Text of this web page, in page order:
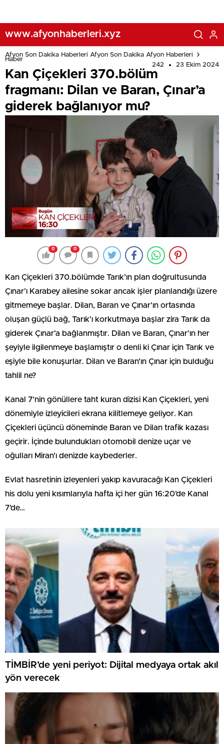
www.afyonhaberleri.xyz
Afyon Son Dakika Haberleri Afyon Son Dakika Afyon Haberleri
Haber
242
23 Ekim 2024
Kan Çiçekleri 370.bölüm
fragmanı: Dilan ve Baran, Çınar’a
giderek bağlanıyor mu?
0 0
Kan Çiçekleri 370.bölümde Tarık’ın plan doğrultusunda
Çınar’ı Karabey ailesine sokar ancak işler planlandığı üzere
gitmemeye başlar. Dilan, Baran ve Çınar’ın ortasında
oluşan güçlü bağ, Tarık’ı korkutmaya başlar zira Tarık da
giderek Çınar’a bağlanmıştır. Dilan ve Baran, Çınar’ın her
şeyiyle ilgilenmeye başlamıştır o denli ki Çınar için Tarık ve
eşiyle bile konuşurlar. Dilan ve Baran’ın Çınar için bulduğu
tahlil ne?
Kanal 7’nin gönüllere taht kuran dizisi Kan Çiçekleri, yeni
dönemiyle izleyicileri ekrana kilitlemeye geliyor. Kan
Çiçekleri üçüncü döneminde Baran ve Dilan trafik kazası
geçirir. İçinde bulundukları otomobil denize uçar ve
oğulları Miran’ı denizde kaybederler.
Evlat hasretinin izleyenleri yakıp kavuracağı Kan Çiçekleri
his dolu yeni kısımlarıyla hafta içi her gün 16:20’de Kanal
7’de…
TİMBİR’de yeni periyot: Dijital medyaya ortak akıl
yön verecek